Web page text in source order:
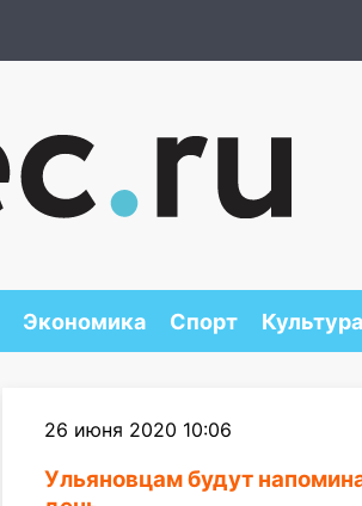
Экономика Спорт Культура
26 июня 2020 10:06
Ульяновцам будут